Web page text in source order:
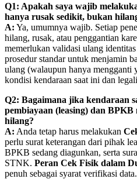
Q1: Apakah saya wajib
hanya rusak sedikit, bukan
A: Ya, umumnya wajib. Setiap
hilang, rusak, atau penggantian
memerlukan validasi ulang identitas
prosedur standar untuk menjamin
ulang (walaupun hanya mengganti
kondisi kendaraan saat ini dan
Q2: Bagaimana jika kendaraan
pembiayaan (leasing) dan
hilang?
A: Anda tetap harus melakukan
perlu surat keterangan dari pihak
BPKB sedang diagunkan, serta
STNK. Peran Cek Fisik dalam
penuh sebagai syarat verifikasi data.